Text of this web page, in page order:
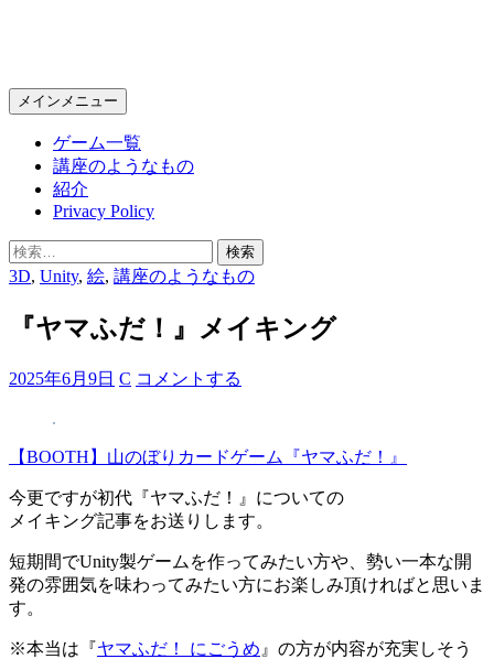
検
索
メインメニュー コ
テ
ン
へ
ス
キ
ッ
ゲーム一覧
講座のようなもの
紹介
Privacy Policy
検
索:
3D, Unity, 絵, 講座のようなもの
『ヤマふだ！』メイキング
2025年6月9日 C コメントする
【BOOTH】山のぼりカードゲーム『ヤマふだ！』
今更ですが初代『ヤマふだ！』についての
メイキング記事をお送りします。
短期間でUnity製ゲームを作ってみたい方や、勢い一本な開
発の雰囲気を味わってみたい方にお楽しみ頂ければと思いま
す。
※本当は『ヤマふだ！ にごうめ 』の方が内容が充実しそう